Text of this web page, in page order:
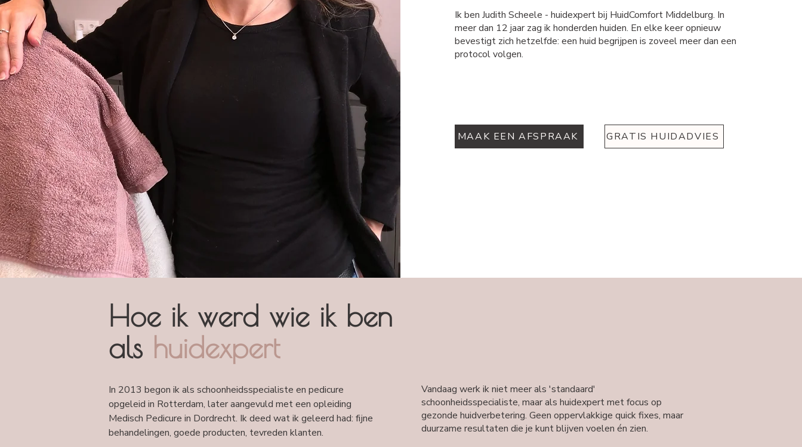
Ik ben Judith Scheele - huidexpert bij HuidComfort Middelburg. In
meer dan 12 jaar zag ik honderden huiden. En elke keer opnieuw
bevestigt zich hetzelfde: een huid begrijpen is zoveel meer dan een
protocol volgen.
MAAK EEN AFSPRAAK GRATIS HUIDADVIES
Hoe ik werd wie ik ben
als huidexpert
In 2013 begon ik als schoonheidsspecialiste en pedicure
opgeleid in Rotterdam, later aangevuld met een opleiding
Medisch Pedicure in Dordrecht. Ik deed wat ik geleerd had: fijne
behandelingen, goede producten, tevreden klanten.
Vandaag werk ik niet meer als 'standaard'
schoonheidsspecialiste, maar als huidexpert met focus op
gezonde huidverbetering. Geen oppervlakkige quick fixes, maar
duurzame resultaten die je kunt blijven voelen én zien.